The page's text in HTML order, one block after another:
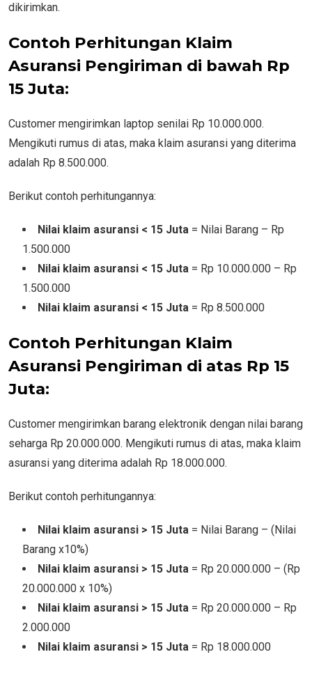
dikirimkan.
Contoh Perhitungan Klaim
Asuransi Pengiriman di bawah Rp
15 Juta:
Customer mengirimkan laptop senilai Rp 10.000.000.
Mengikuti rumus di atas, maka klaim asuransi yang diterima
adalah Rp 8.500.000.
Berikut contoh perhitungannya:
Nilai klaim asuransi < 15 Juta = Nilai Barang – Rp
1.500.000
Nilai klaim asuransi < 15 Juta = Rp 10.000.000 – Rp
1.500.000
Nilai klaim asuransi < 15 Juta = Rp 8.500.000
Contoh Perhitungan Klaim
Asuransi Pengiriman di atas Rp 15
Juta:
Customer mengirimkan barang elektronik dengan nilai barang
seharga Rp 20.000.000. Mengikuti rumus di atas, maka klaim
asuransi yang diterima adalah Rp 18.000.000.
Berikut contoh perhitungannya:
Nilai klaim asuransi > 15 Juta = Nilai Barang – (Nilai
Barang x10%)
Nilai klaim asuransi > 15 Juta = Rp 20.000.000 – (Rp
20.000.000 x 10%)
Nilai klaim asuransi > 15 Juta = Rp 20.000.000 – Rp
2.000.000
Nilai klaim asuransi > 15 Juta = Rp 18.000.000